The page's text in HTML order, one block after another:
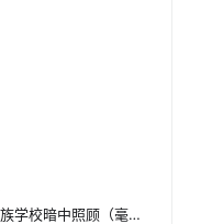
才女的侍从在满是高岭之花的贵族学校暗中照顾（毫无生活自理能力的）学院第一大小姐